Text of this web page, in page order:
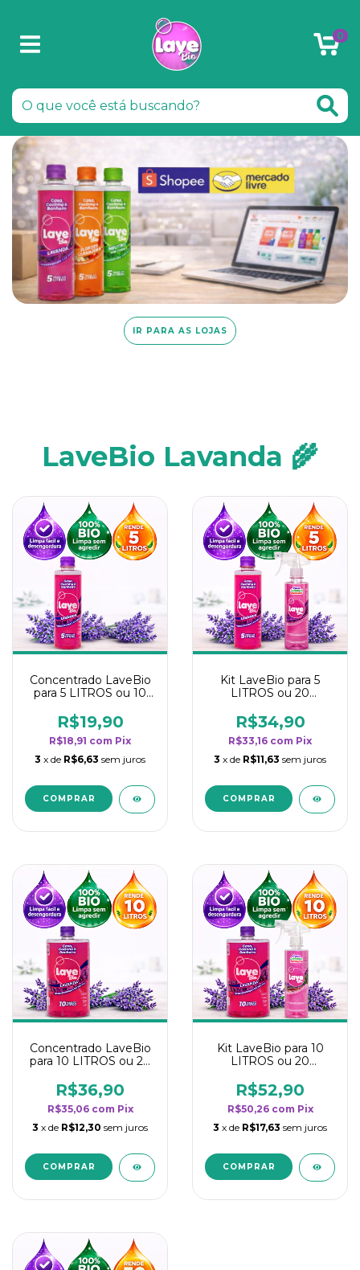
0
IR PARA AS LOJAS
LaveBio Lavanda 🌾
Concentrado LaveBio
para 5 LITROS ou 10
rendimento da
categoria - Lavanda
R$19,90
R$18,91 com Pix
3 x de R$6,63 sem juros
Kit LaveBio para 5
LITROS ou 20
rendimento da
categoria - Lavanda
R$34,90
R$33,16 com Pix
3 x de R$11,63 sem juros
Concentrado LaveBio
para 10 LITROS ou 20
rendimento da
categoria - Lavanda
R$36,90
R$35,06 com Pix
3 x de R$12,30 sem juros
Kit LaveBio para 10
LITROS ou 20
rendimento da
categoria - Lavanda
R$52,90
R$50,26 com Pix
3 x de R$17,63 sem juros